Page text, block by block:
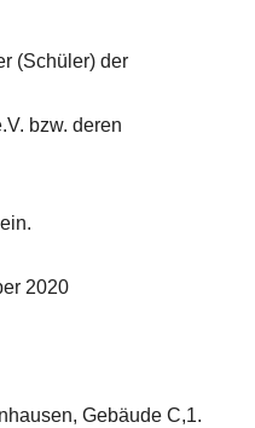
(Schüler) der
bzw. deren
2020
Gebäude C,1.